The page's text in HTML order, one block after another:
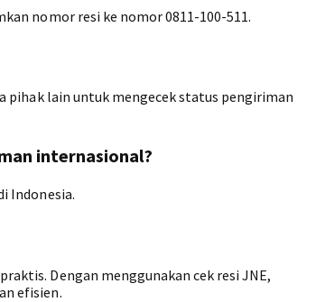
nomor resi ke nomor 0811-100-511.
pihak lain untuk mengecek status pengiriman
internasional?
Indonesia.
Dengan menggunakan cek resi JNE,
efisien.